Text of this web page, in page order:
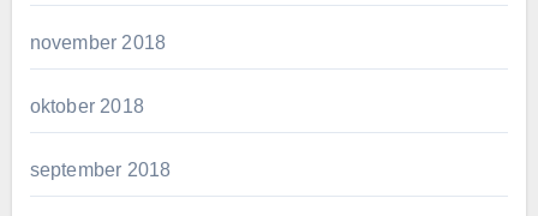
november 2018
oktober 2018
september 2018